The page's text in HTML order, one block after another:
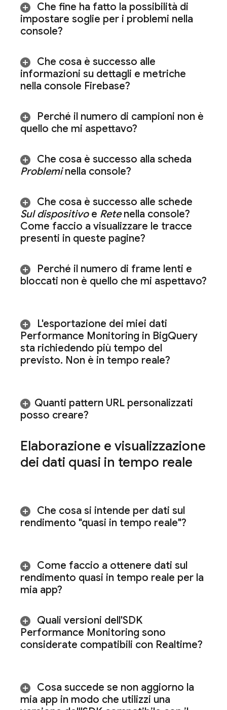
Che fine ha fatto la possibilità di
impostare soglie per i problemi nella
console?
Che cosa è successo alle
informazioni su dettagli e metriche
nella console Firebase?
Perché il numero di campioni non è
quello che mi aspettavo?
Che cosa è successo alla scheda
Probleminella console?
Che cosa è successo alle schede
Sul dispositivoe Retenella console?
Come faccio a visualizzare le tracce
presenti in queste pagine?
Perché il numero di frame lenti e
bloccati non è quello che mi aspettavo?
L'esportazione dei miei dati
Performance Monitoring in BigQuery
sta richiedendo più tempo del
previsto. Non è in tempo reale?
Quanti pattern URL personalizzati
posso creare?
Elaborazione e visualizzazione
dei dati quasi in tempo reale
Che cosa si intende per dati sul
rendimento "quasi in tempo reale"?
Come faccio a ottenere dati sul
rendimento quasi in tempo reale per la
mia app?
Quali versioni dell'SDK
Performance Monitoring sono
considerate compatibili con Realtime?
Cosa succede se non aggiorno la
mia app in modo che utilizzi una